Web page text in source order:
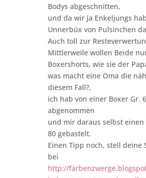
Bodys abgeschnitten,
und da wir ja Enkeljungs
Unnerbüx von Pulsinchen
Auch toll zur
Mittlerweile wollen Beide
Boxershorts, wie sie der
was macht eine Oma die
diesem Fall?,
ich hab von einer Boxer Gr.
abgenommen
und mir daraus selbst einen
80 gebastelt.
Einen Tipp noch, stell deine
bei
http://